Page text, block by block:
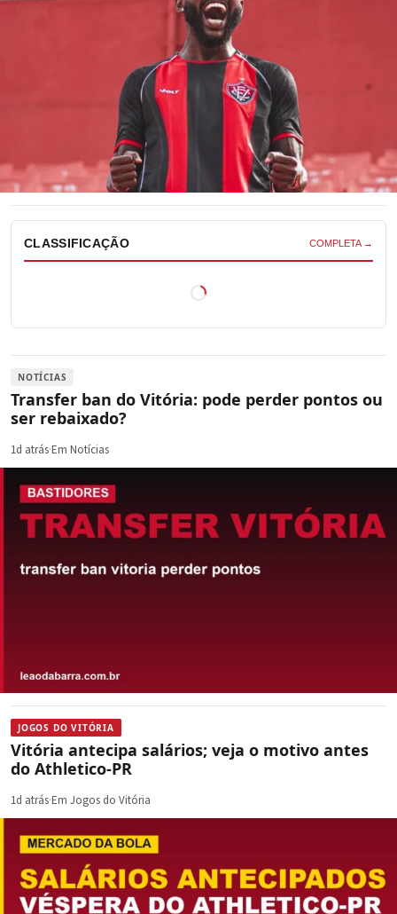
CLASSIFICAÇÃO COMPLETA →
NOTÍCIAS
Transfer ban do Vitória: pode perder pontos ou
ser rebaixado?
1d atrás·Em Notícias
JOGOS DO VITÓRIA
Vitória antecipa salários; veja o motivo antes
do Athletico-PR
1d atrás·Em Jogos do Vitória